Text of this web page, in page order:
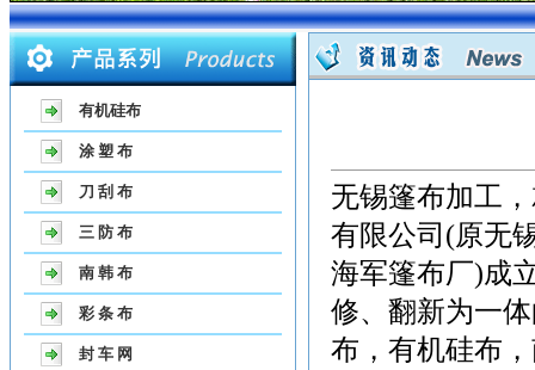
有机硅布
涂 塑 布
刀 刮 布
三 防 布
南 韩 布
彩 条 布
封 车 网
无锡篷布加工
有限公司(原无
海军篷布厂)成
修、翻新为一
布，有机硅布